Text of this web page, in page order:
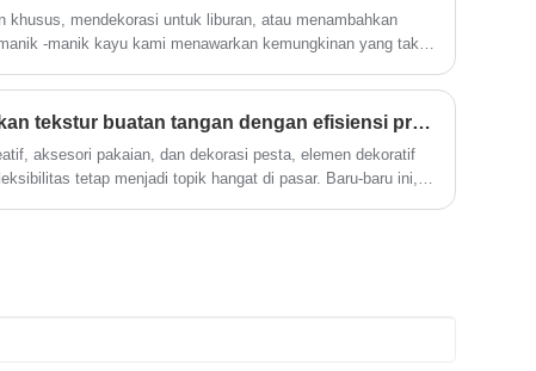
khusus, mendekorasi untuk liburan, atau menambahkan
-manik kayu kami menawarkan kemungkinan yang tak
Bagaimana menyeimbangkan tekstur buatan tangan dengan efisiensi produksi massal?
aksesori pakaian, dan dekorasi pesta, elemen dekoratif
tetap menjadi topik hangat di pasar. Baru-baru ini,